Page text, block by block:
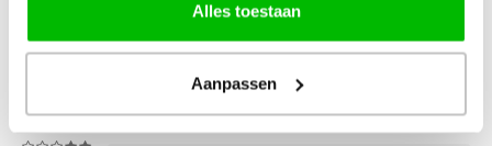
Alles toestaan
Aanpassen
0Reviews